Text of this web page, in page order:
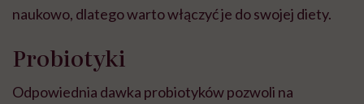
naukowo, dlatego warto włączyć je do swojej diety.
Probiotyki
Odpowiednia dawka probiotyków pozwoli na